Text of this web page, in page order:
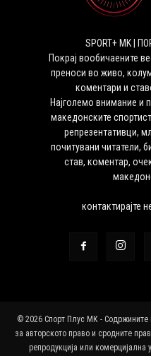
SPORT+ MK |
Покрај вообичаените
преноси во живо,
коментари и
Најголемо внимание и
македонските
репрезентативци,
почитувани читатели,
став, коментар,
контактирајте
© 2026 Спорт Плус МК - Содржините
за авторското право и сродните
репродукција или комерцијална